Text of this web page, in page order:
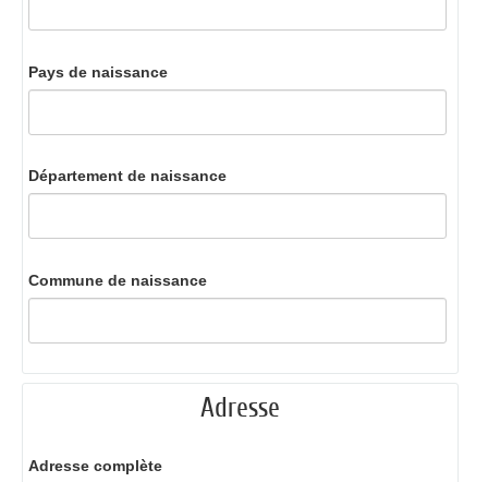
Pays de naissance
Département de naissance
Commune de naissance
Adresse
Adresse complète